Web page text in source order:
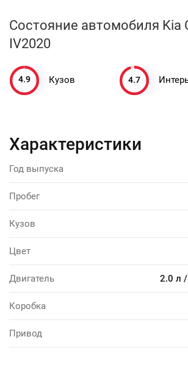
Состояние автомобиля Kia
IV2020
4.9 Кузов 4.7
Характеристики
Год выпуска
Пробег
Кузов
Цвет
Двигатель 2.0 л
Коробка
Привод